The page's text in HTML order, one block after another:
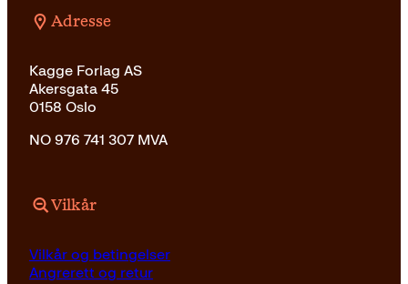
Adresse
Kagge Forlag AS
Akersgata 45
0158 Oslo
NO 976 741 307 MVA
Vilkår
Vilkår og betingelser
Angrerett og retur